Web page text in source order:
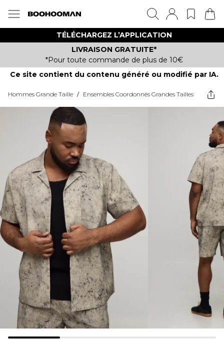
TÉLÉCHARGEZ L’APPLICATION
LIVRAISON GRATUITE*
*Pour toute commande de plus de 10€
Ce site contient du contenu généré ou modifié par IA.
Hommes Grande Taille / Ensembles Coordonnés Grandes Tailles